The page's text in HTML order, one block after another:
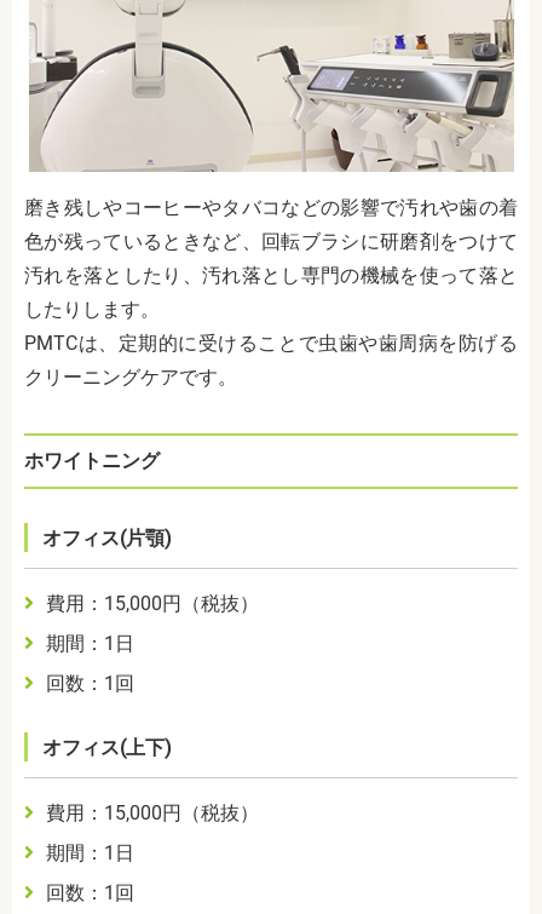
磨き残しやコーヒーやタバコなどの影響で汚れや歯の着
色が残っているときなど、回転ブラシに研磨剤をつけて
汚れを落としたり、汚れ落とし専門の機械を使って落と
したりします。
PMTCは、定期的に受けることで虫歯や歯周病を防げる
クリーニングケアです。
ホワイトニング
オフィス(片顎)
費用： 15,000円（税抜）
期間： 1日
回数： 1回
オフィス(上下)
費用： 15,000円（税抜）
期間： 1日
回数： 1回